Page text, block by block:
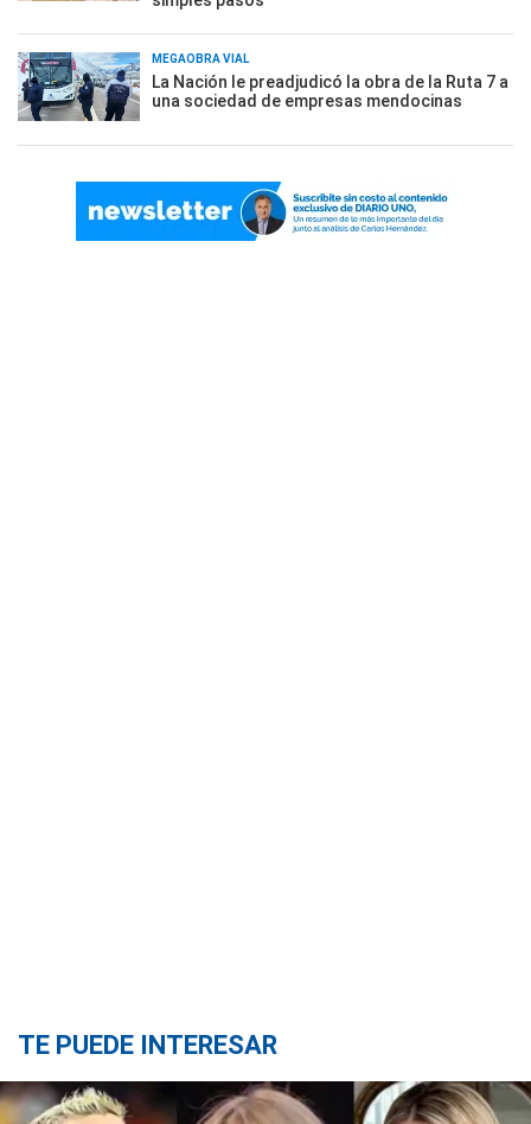
MEGAOBRA VIAL
La Nación le preadjudicó la obra de la Ruta 7 a
una sociedad de empresas mendocinas
TE PUEDE INTERESAR